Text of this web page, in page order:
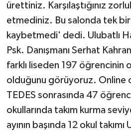
ürettiniz. Karşılaştığınız
etmediniz. Bu salonda tek
kaybetmedi' dedi. Ulubatlı
Psk. Danışmanı Serhat
farklı liseden 197 öğrencinin
olduğunu görüyoruz. Online
TEDES sonrasında 47
okullarında takım kurma
ayının başında 12 okul takımı